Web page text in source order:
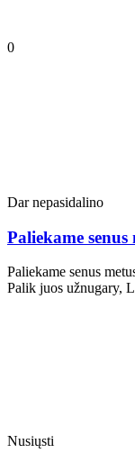
0
Dar nepasidalino
Paliekame senus
Paliekame senus
Palik juos užnugary,
Nusiųsti